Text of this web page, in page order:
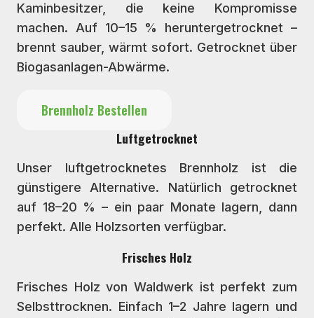
Kaminbesitzer, die keine Kompromisse
machen. Auf 10–15 % heruntergetrocknet –
brennt sauber, wärmt sofort. Getrocknet über
Biogasanlagen-Abwärme.
Brennholz Bestellen
Luftgetrocknet
Unser luftgetrocknetes Brennholz ist die
günstigere Alternative. Natürlich getrocknet
auf 18–20 % – ein paar Monate lagern, dann
perfekt. Alle Holzsorten verfügbar.
Frisches Holz
Frisches Holz von Waldwerk ist perfekt zum
Selbsttrocknen. Einfach 1–2 Jahre lagern und